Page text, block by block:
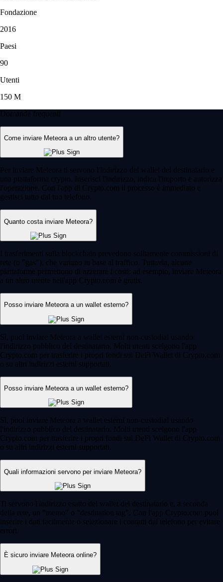
Fondazione
2016
Paesi
90
Utenti
150 M
Domande frequenti
Come inviare Meteora a un altro utente?
Per inviare Meteora ti servono l'indirizzo del wallet del destinatario e
una piattaforma crypto. Inserisci l'indirizzo, indica l'importo e autorizza
l'operazione. Con l'app di Crypto.com il processo è immediato e
gestisci tutto dal tuo telefono.
Quanto costa inviare Meteora?
I trasferimenti sulla blockchain prevedono solitamente commissioni di
rete (o "gas"), che variano in base al traffico. Tuttavia, alcune
piattaforme permettono di azzerare i costi: ad esempio, inviare Meteora
a un altro utente nell'app Crypto.com è gratis.
Posso inviare Meteora a un wallet esterno?
Sì, puoi inviare Meteora a wallet esterni non-custodial usando
l'indirizzo pubblico del destinatario. Molti utenti scelgono l'app
Crypto.com per trasferire i propri fondi sul DeFi Wallet di Crypto.com
o su altri indirizzi esterni supportati.
Posso inviare Meteora a un wallet esterno?
Sì, puoi inviare Meteora a wallet esterni non-custodial usando
l'indirizzo pubblico del destinatario. Molti utenti scelgono l'app
Crypto.com per trasferire i propri fondi sul DeFi Wallet di Crypto.com
o su altri indirizzi esterni supportati.
Quali informazioni servono per inviare Meteora?
Ti servono l'indirizzo esatto del wallet del destinatario e, a seconda
della rete, un "memo" o "destination tag". Con l'app Crypto.com puoi
inserire i dati facilmente o selezionare i contatti dal telefono per evitare
errori.
È sicuro inviare Meteora online?